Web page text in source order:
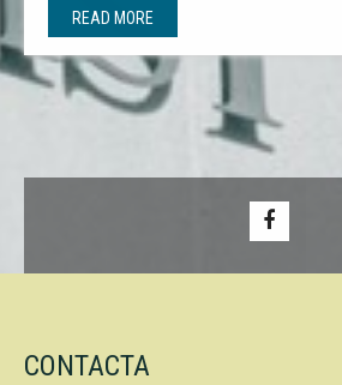
READ MORE
CONTACTA